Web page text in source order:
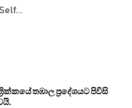
තඹාල ප්‍රදේශයට පිවිසි